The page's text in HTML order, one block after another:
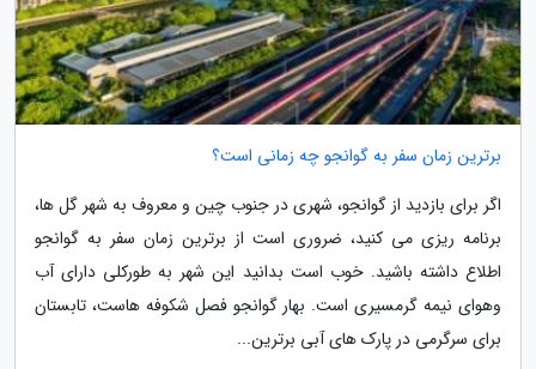
برترین زمان سفر به گوانجو چه زمانی است؟
اگر برای بازدید از گوانجو، شهری در جنوب چین و معروف به شهر گل ها،
برنامه ریزی می کنید، ضروری است از برترین زمان سفر به گوانجو
اطلاع داشته باشید. خوب است بدانید این شهر به طورکلی دارای آب
وهوای نیمه گرمسیری است. بهار گوانجو فصل شکوفه هاست، تابستان
برای سرگرمی در پارک های آبی برترین...